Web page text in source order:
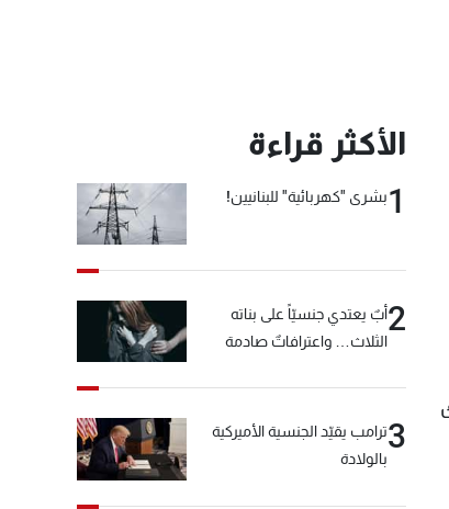
الأكثر قراءة
1بشرى "كهربائية" للبنانيين!
2أبٌ يعتدي جنسيّاً على بناته
الثلاث… واعترافاتٌ صادمة
3ترامب يقيّد الجنسية الأميركية
بالولادة